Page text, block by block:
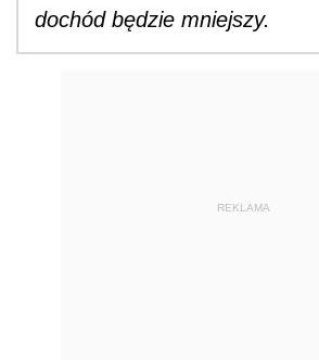
dochód będzie mniejszy.
REKLAMA